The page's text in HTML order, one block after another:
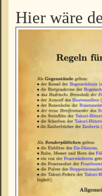
Hier wäre